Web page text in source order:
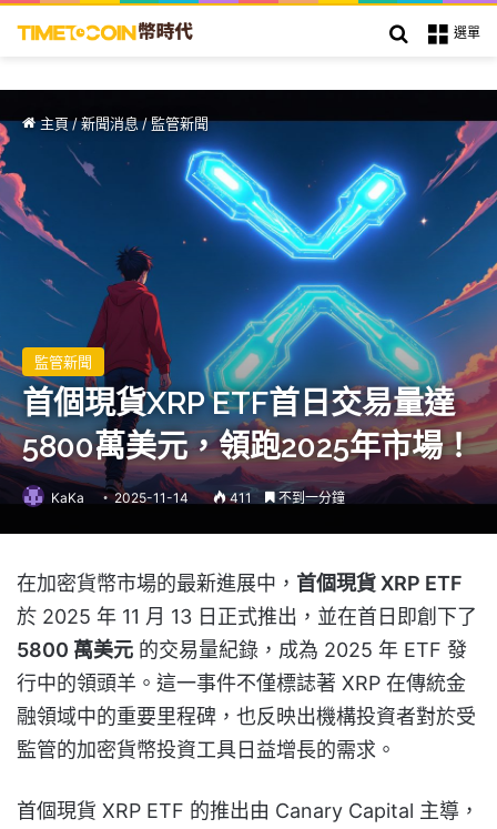
選單
搜索
主頁/新聞消息/監管新聞
監管新聞
首個現貨XRP ETF首日交易量達
5800萬美元，領跑2025年市場！
KaKa 2025-11-14 411 不到一分鐘
在加密貨幣市場的最新進展中， 首個現貨 XRP ETF
於 2025 年 11 月 13 日正式推出，並在首日即創下了
5800 萬美元 的交易量紀錄，成為 2025 年 ETF 發
行中的領頭羊。這一事件不僅標誌著 XRP 在傳統金
融領域中的重要里程碑，也反映出機構投資者對於受
監管的加密貨幣投資工具日益增長的需求。
首個現貨 XRP ETF 的推出由 Canary Capital 主導，